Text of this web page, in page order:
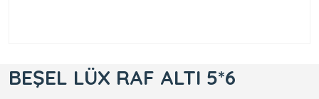
BEŞEL LÜX RAF ALTI 5*6